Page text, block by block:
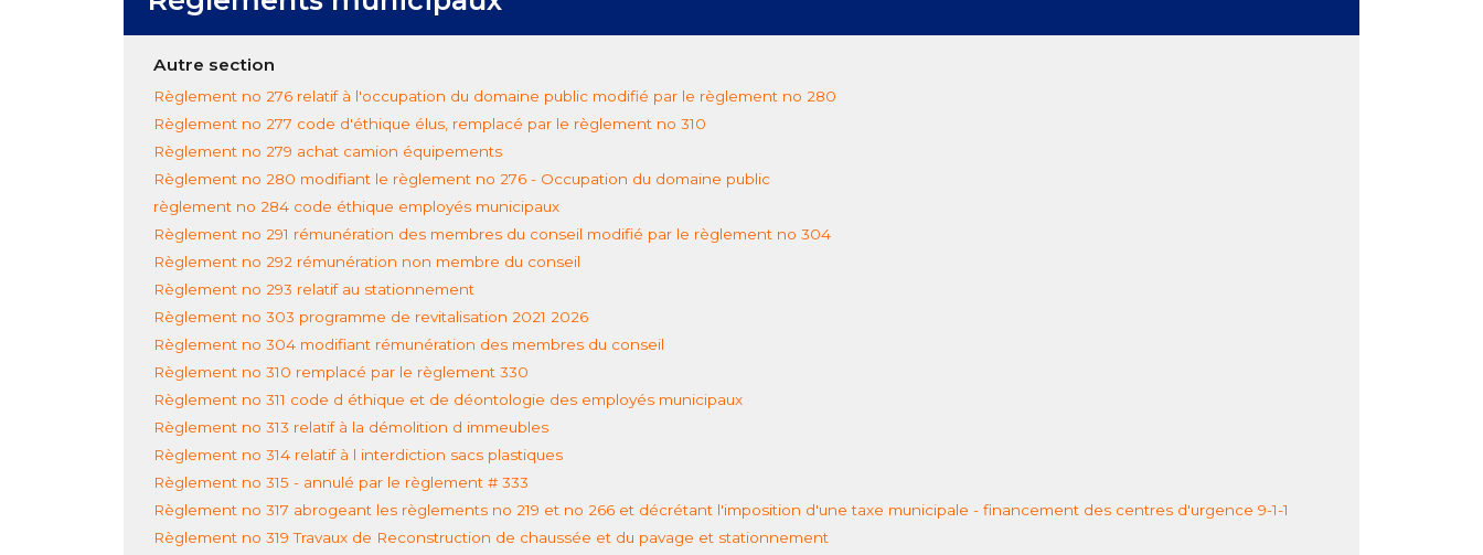
Autre section
Règlement no 276 relatif à l'occupation du domaine public modifié par le règlement no 280
Règlement no 277 code d'éthique élus, remplacé par le règlement no 310
Règlement no 279 achat camion équipements
Règlement no 280 modifiant le règlement no 276 - Occupation du domaine public
règlement no 284 code éthique employés municipaux
Règlement no 291 rémunération des membres du conseil modifié par le règlement no 304
Règlement no 292 rémunération non membre du conseil
Règlement no 293 relatif au stationnement
Règlement no 303 programme de revitalisation 2021 2026
Règlement no 304 modifiant rémunération des membres du conseil
Règlement no 310 remplacé par le règlement 330
Règlement no 311 code d éthique et de déontologie des employés municipaux
Règlement no 313 relatif à la démolition d immeubles
Règlement no 314 relatif à l interdiction sacs plastiques
Règlement no 315 - annulé par le règlement # 333
Règlement no 317 abrogeant les règlements no 219 et no 266 et décrétant l'imposition d'une taxe municipale - financement des centres d'urgence 9-1-1
Règlement no 319 Travaux de Reconstruction de chaussée et du pavage et stationnement